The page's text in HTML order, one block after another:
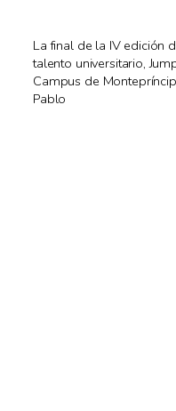
La final de la IV edición
talento universitario,
Campus de
Pablo